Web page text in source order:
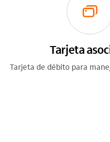
Tarjeta
Tarjeta de débito para